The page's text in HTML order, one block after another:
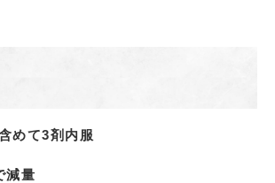
めて3剤内服
減量